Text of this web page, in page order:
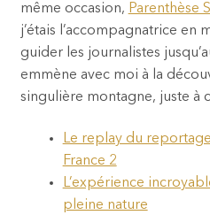
même occasion, Parenthèse
j’étais l’accompagnatrice en
guider les journalistes
emmène avec moi à la
singulière montagne, juste à
Le replay du
France 2
L’expérience
pleine nature